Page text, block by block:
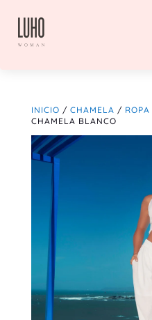
INICIO / CHAMELA / ROPA
CHAMELA BLANCO